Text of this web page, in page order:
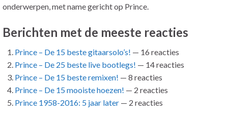
onderwerpen, met name gericht op Prince.
Berichten met de meeste reacties
Prince – De 15 beste gitaarsolo’s! — 16 reacties
Prince – De 25 beste live bootlegs! — 14 reacties
Prince – De 15 beste remixen! — 8 reacties
Prince – De 15 mooiste hoezen! — 2 reacties
Prince 1958-2016: 5 jaar later — 2 reacties